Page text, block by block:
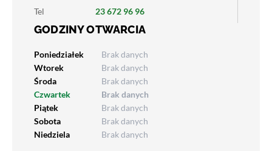
Tel
23 672 96 96
GODZINY OTWARCIA
Poniedziałek
Brak danych
Wtorek
Brak danych
Środa
Brak danych
Czwartek
Brak danych
Piątek
Brak danych
Sobota
Brak danych
Niedziela
Brak danych